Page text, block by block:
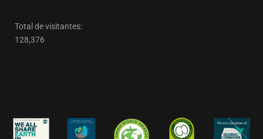
Total de visitantes:
128,376